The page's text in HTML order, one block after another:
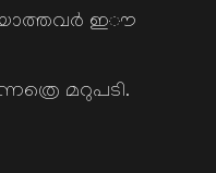
ഇൗ
മറുപടി.